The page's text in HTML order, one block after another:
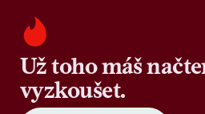
Už toho máš
vyzkoušet.